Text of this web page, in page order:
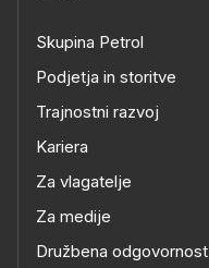
Skupina Petrol
Podjetja in storitve
Trajnostni razvoj
Kariera
Za vlagatelje
Za medije
Družbena odgovornost